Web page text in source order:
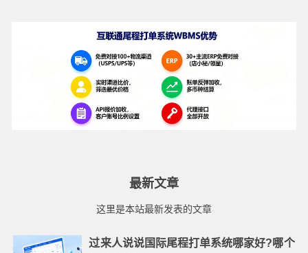
最新文章
这里是本站最新发表的文章
过来人说说国际尾程打单系统哪家好?哪个